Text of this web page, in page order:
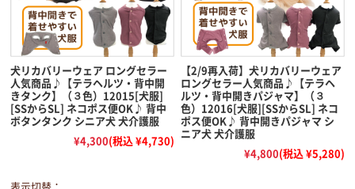
犬リカバリーウェア ロングセラー
人気商品♪【テラヘルツ・背中開
きタンク】（３色）12015[犬服]
[SSからSL] ネコポス便OK♪ 背中
ボタンタンク シニア犬 犬介護服
¥4,300(税込 ¥4,730)
【2/9再入荷】犬リカバリーウェア
ロングセラー人気商品♪【テラヘ
ルツ・背中開きパジャマ】（３
色）12016[犬服][SSからSL] ネコ
ポス便OK♪ 背中開きパジャマ シ
ニア犬 犬介護服
¥4,800(税込 ¥5,280)
表示切替：